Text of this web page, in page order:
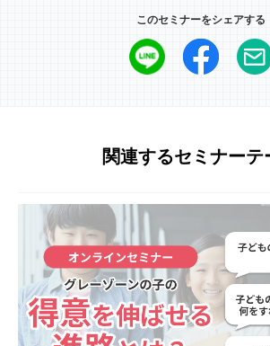
このセミナーをシェアする
関連するセミナーテ